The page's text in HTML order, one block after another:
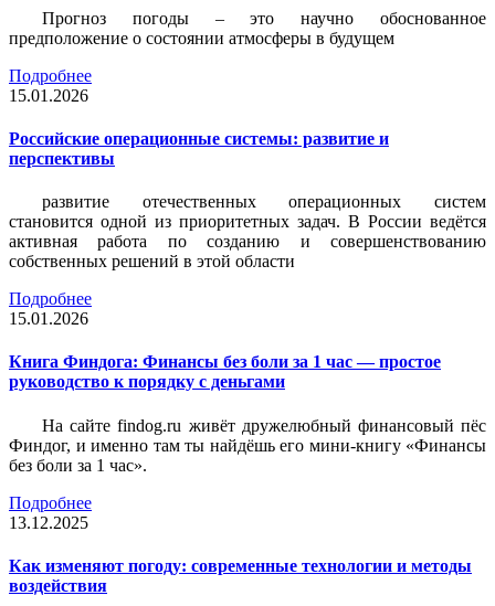
Прогноз погоды – это научно обоснованное
предположение о состоянии атмосферы в будущем
Подробнее
15.01.2026
Российские операционные системы: развитие и
перспективы
развитие отечественных операционных систем
становится одной из приоритетных задач. В России ведётся
активная работа по созданию и совершенствованию
собственных решений в этой области
Подробнее
15.01.2026
Книга Финдога: Финансы без боли за 1 час — простое
руководство к порядку с деньгами
На сайте findog.ru живёт дружелюбный финансовый пёс
Финдог, и именно там ты найдёшь его мини‑книгу «Финансы
без боли за 1 час».
Подробнее
13.12.2025
Как изменяют погоду: современные технологии и методы
воздействия